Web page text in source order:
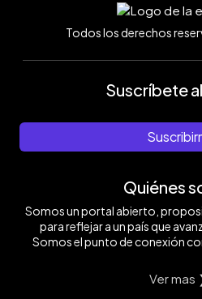
Todos los derechos
Suscríbete
Quiénes
Somos un portal abierto,
para reflejar a un país que
Somos el punto de conexión
Ver mas